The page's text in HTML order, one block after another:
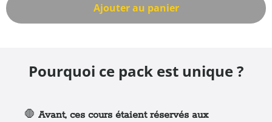
Ajouter au panier
Pourquoi ce pack est unique ?
🛑 Avant, ces cours étaient réservés aux